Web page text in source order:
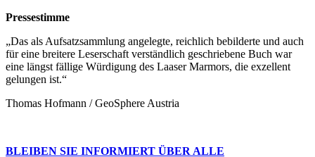
Pressestimme
„Das als Aufsatzsammlung angelegte, reichlich bebilderte und auch
für eine breitere Leserschaft verständlich geschriebene Buch war
eine längst fällige Würdigung des Laaser Marmors, die exzellent
gelungen ist.“
Thomas Hofmann / GeoSphere Austria
BLEIBEN SIE INFORMIERT ÜBER ALLE